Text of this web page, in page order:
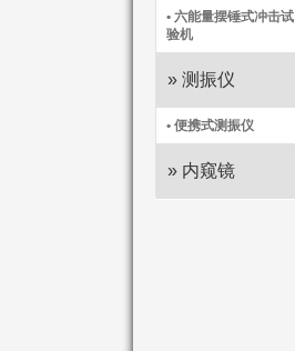
• 六能量摆锤式冲击试
验机
» 测振仪
• 便携式测振仪​
» 内窥镜